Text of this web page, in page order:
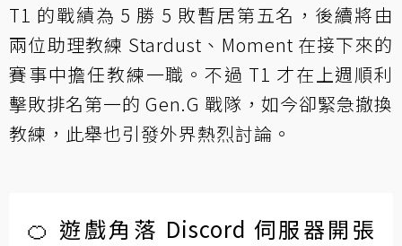
T1 的戰績為 5 勝 5 敗暫居第五名，後續將由
兩位助理教練 Stardust、Moment 在接下來的
賽事中擔任教練一職。不過 T1 才在上週順利
擊敗排名第一的 Gen.G 戰隊，如今卻緊急撤換
教練，此舉也引發外界熱烈討論。
🍊 遊戲角落 Discord 伺服器開張